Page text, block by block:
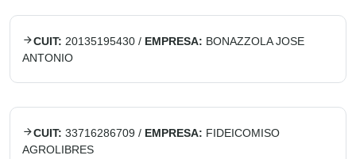
CUIT: 20135195430 / EMPRESA: BONAZZOLA JOSE
ANTONIO
CUIT: 33716286709 / EMPRESA: FIDEICOMISO
AGROLIBRES